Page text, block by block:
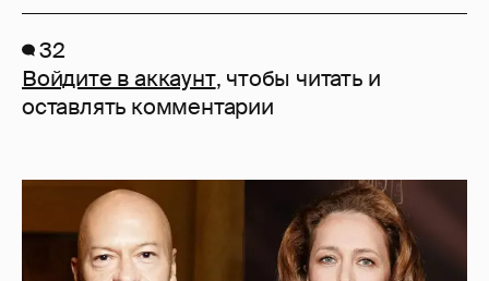
32
Войдите в аккаунт, чтобы читать и
оставлять комментарии